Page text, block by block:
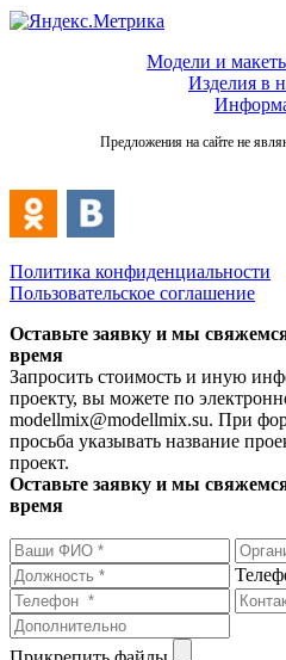
Модели и
Изделия в
Предложения на сайте не
Политика конфиденциальности
Пользовательское соглашение
Оставьте заявку и мы
время
Запросить стоимость и иную
проекту, вы можете по
modellmix@modellmix.su. При
просьба указывать название
проект.
Оставьте заявку и мы
время